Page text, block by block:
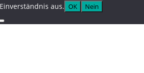
aus. OK
Nein